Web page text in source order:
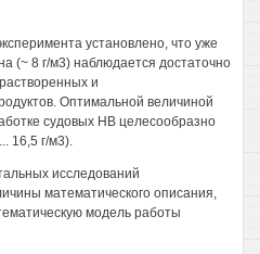
установлено, что уже
(~ 8 г/м3) наблюдается достаточно
и
Оптимальной величиной
судовых HB целесообразно
16,5 г/м3).
исследований
математического описания,
модель работы